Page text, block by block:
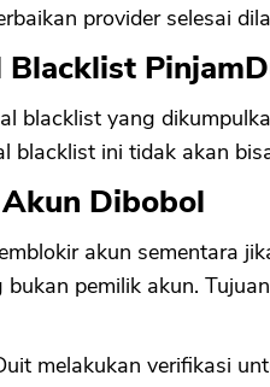
provider selesai
Blacklist
blacklist yang
blacklist ini tidak akan
Dibobol
akun sementara
pemilik akun.
melakukan verifikasi